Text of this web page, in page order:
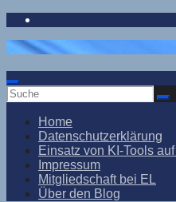
Zum
springen
Home
Datenschutzerklärung
Einsatz von KI-Tools
Impressum
Mitgliedschaft bei EL
Über den Blog